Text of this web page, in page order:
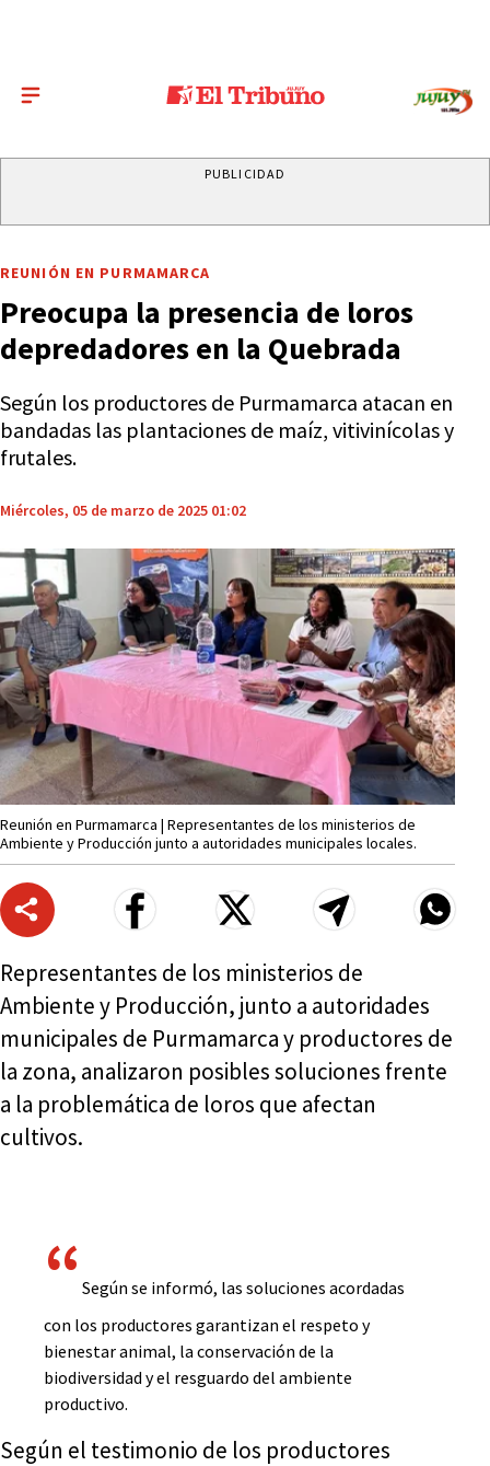
PUBLICIDAD
REUNIÓN EN PURMAMARCA
Preocupa la presencia de loros
depredadores en la Quebrada
Según los productores de Purmamarca atacan en
bandadas las plantaciones de maíz, vitivinícolas y
frutales.
Miércoles, 05 de marzo de 2025 01:02
Reunión en Purmamarca | Representantes de los ministerios de
Ambiente y Producción junto a autoridades municipales locales.
Representantes de los ministerios de
Ambiente y Producción, junto a autoridades
municipales de Purmamarca y productores de
la zona, analizaron posibles soluciones frente
a la problemática de loros que afectan
cultivos.
Según se informó, las soluciones acordadas
con los productores garantizan el respeto y
bienestar animal, la conservación de la
biodiversidad y el resguardo del ambiente
productivo.
Según el testimonio de los productores